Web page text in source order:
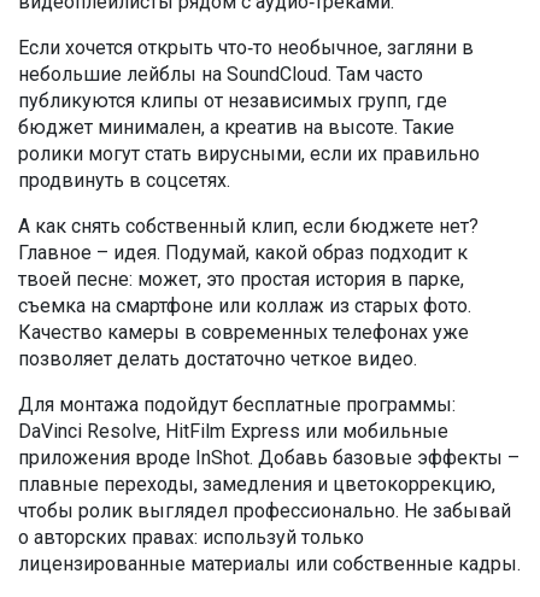
Если хочется открыть что‑то необычное, загляни в
небольшие лейблы на SoundCloud. Там часто
публикуются клипы от независимых групп, где
бюджет минимален, а креатив на высоте. Такие
ролики могут стать вирусными, если их правильно
продвинуть в соцсетях.
А как снять собственный клип, если бюджете нет?
Главное – идея. Подумай, какой образ подходит к
твоей песне: может, это простая история в парке,
съемка на смартфоне или коллаж из старых фото.
Качество камеры в современных телефонах уже
позволяет делать достаточно четкое видео.
Для монтажа подойдут бесплатные программы:
DaVinci Resolve, HitFilm Express или мобильные
приложения вроде InShot. Добавь базовые эффекты –
плавные переходы, замедления и цветокоррекцию,
чтобы ролик выглядел профессионально. Не забывай
о авторских правах: используй только
лицензированные материалы или собственные кадры.